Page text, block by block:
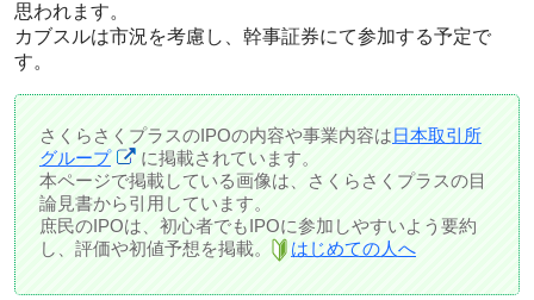
思われます。
カブスルは市況を考慮し、幹事証券にて参加する予定で
す。
さくらさくプラスのIPOの内容や事業内容は日本取引所
グループ
に掲載されています。
本ページで掲載している画像は、さくらさくプラスの目
論見書から引用しています。
庶民のIPOは、初心者でもIPOに参加しやすいよう要約
し、評価や初値予想を掲載。
はじめての人へ